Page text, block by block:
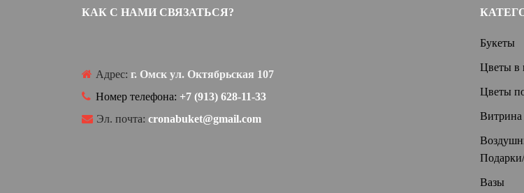
КАК С НАМИ СВЯЗАТЬСЯ?
Адрес: г. Омск ул. Октябрьская 107
Номер телефона: +7 (913) 628-11-33
Эл. почта: cronabuket@gmail.com
Букеты
Цветы в
Цветы
Витрина
Вазы